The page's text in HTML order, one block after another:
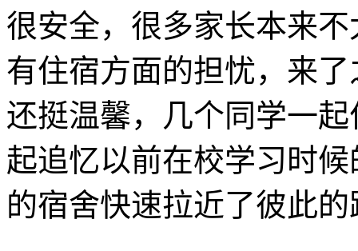
很安全，很多家长本来
有住宿方面的担忧，来
还挺温馨，几个同学一
起追忆以前在校学习时
的宿舍快速拉近了彼此